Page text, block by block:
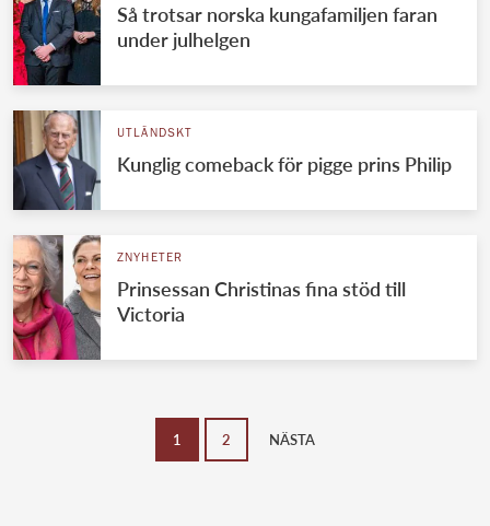
Så trotsar norska kungafamiljen faran
under julhelgen
UTLÄNDSKT
Kunglig comeback för pigge prins Philip
ZNYHETER
Prinsessan Christinas fina stöd till
Victoria
1 2 NÄSTA